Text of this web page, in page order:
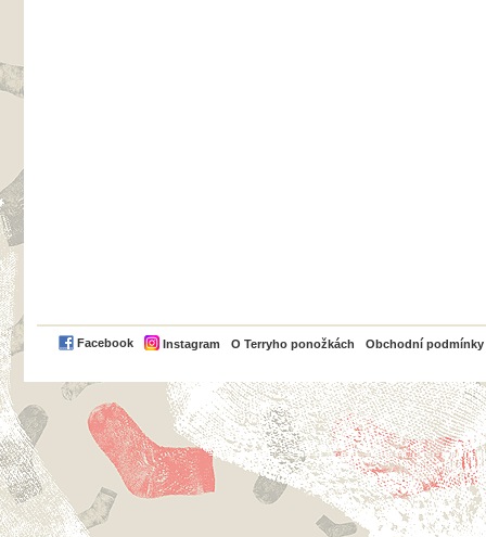
Facebook Instagram O Terryho ponožkách Obchodní podmínky
PayPal